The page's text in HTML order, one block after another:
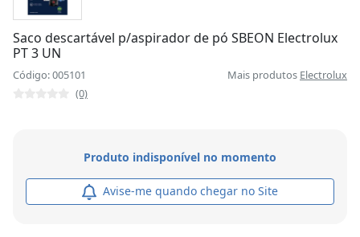
Saco descartável p/aspirador de pó SBEON Electrolux
PT 3 UN
Código: 005101 Mais produtos Electrolux
(0)
Produto indisponível no momento
Avise-me quando chegar no Site